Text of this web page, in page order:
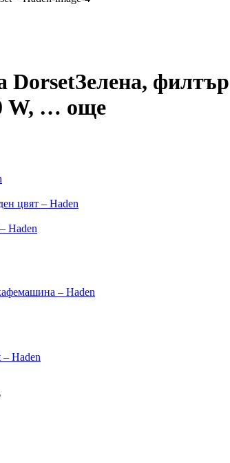
DorsetЗелена,
W, … още
цвят – Haden
Haden
– Haden
Haden